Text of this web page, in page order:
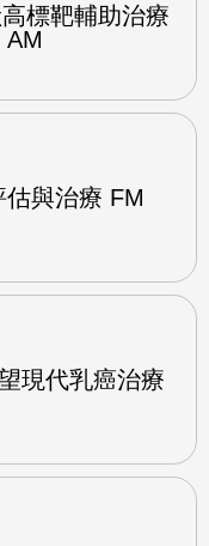
標靶輔助治療
AM
與治療 FM
現代乳癌治療